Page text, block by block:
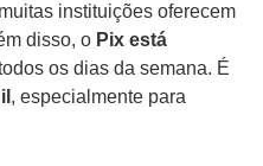
instituições oferecem
disso, o Pix está
os dias da semana. É
, especialmente para